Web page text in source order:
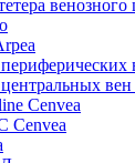
венозного
вен
Cenvea
Cenvea